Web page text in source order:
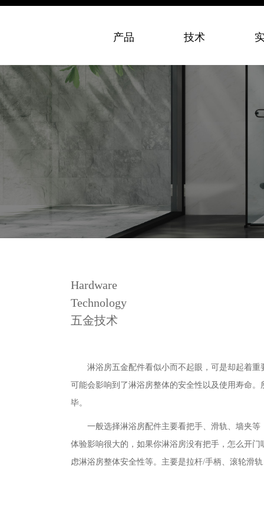
产品 技术
Hardware
Technology
五金技术
淋浴房五金配件看似小而不起眼，可是却起着
可能会影响到了淋浴房整体的安全性以及使用寿命
毕。
一般选择淋浴房配件主要看把手、滑轨、墙夹
体验影响很大的，如果你淋浴房没有把手，怎么开
虑淋浴房整体安全性等。主要是拉杆/手柄、滚轮滑